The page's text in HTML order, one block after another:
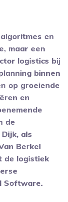
en
maar een
logistics bij
binnen
op groeiende
en
de
als
Berkel
de logistiek
Software.